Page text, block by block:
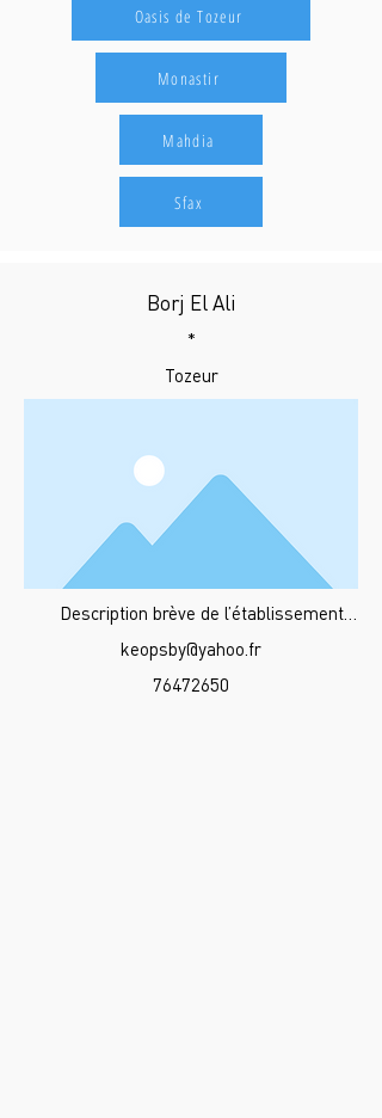
Oasis de Tozeur
Monastir
Mahdia
Sfax
Borj El Ali
*
Tozeur
Description brève de l’établissement…
keopsby@yahoo.fr
76472650